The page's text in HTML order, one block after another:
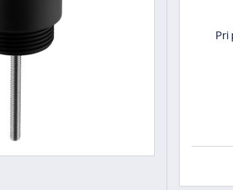
Pri